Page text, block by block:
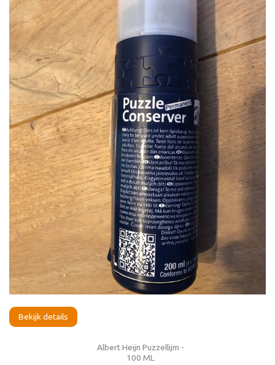
Bekijk details
Albert Heijn Puzzellijm -
100 ML